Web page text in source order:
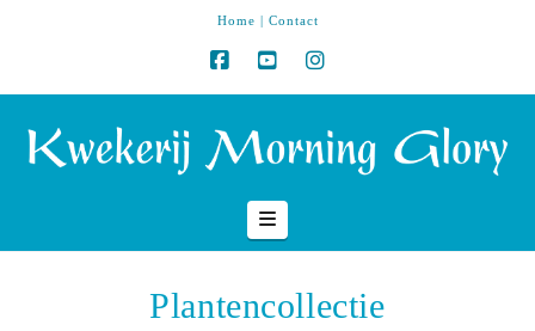
Home | Contact
Navigation
Plantencollectie